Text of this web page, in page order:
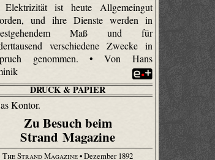
ist heute Allgemeingut
und ihre Dienste werden in
Maß und für
verschiedene Zwecke in
genommen. • Von Hans
DRUCK & PAPIER
Zu Besuch beim
Strand Magazine
The Strand Magazine• Dezember 1892